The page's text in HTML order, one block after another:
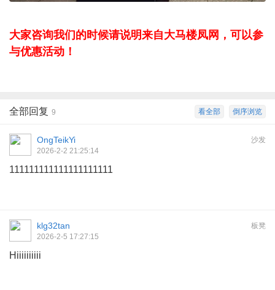
大家咨询我们的时候请说明来自大马楼凤网，可以参
与优惠活动！
倒序浏览
看全部
全部回复 9
沙发
OngTeikYi
2026-2-2 21:25:14
111111111111111111111
板凳
klg32tan
2026-2-5 17:27:15
Hiiiiiiiiii